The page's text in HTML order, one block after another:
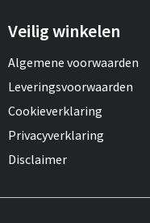
Veilig winkelen
Algemene voorwaarden
Leveringsvoorwaarden
Cookieverklaring
Privacyverklaring
Disclaimer